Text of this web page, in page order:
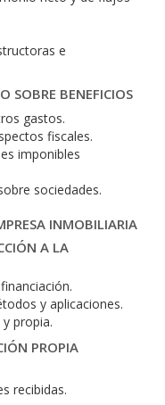
e
SOBRE BENEFICIOS
gastos.
fiscales.
imponibles
sociedades.
INMOBILIARIA
A LA
y aplicaciones.
propia.
PROPIA
recibidas.